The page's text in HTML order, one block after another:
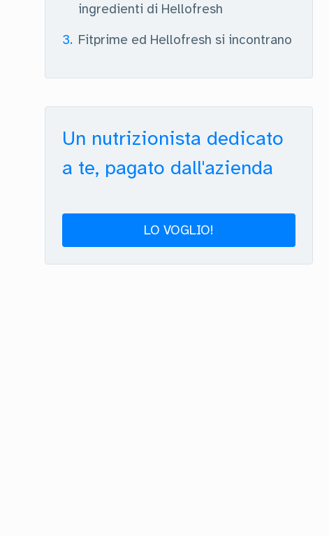
ingredienti di Hellofresh
3. Fitprime ed Hellofresh si incontrano
Un nutrizionista dedicato
a te, pagato dall'azienda
LO VOGLIO!